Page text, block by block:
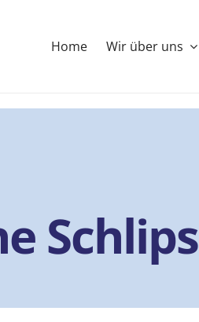
Home Wir über uns
Schlips